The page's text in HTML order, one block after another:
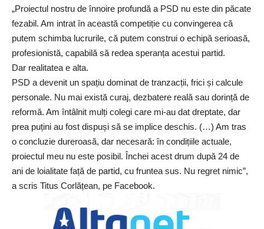
„Proiectul nostru de înnoire profundă a PSD nu este din păcate
fezabil. Am intrat în această competiție cu convingerea că
putem schimba lucrurile, că putem construi o echipă serioasă,
profesionistă, capabilă să redea speranța acestui partid.
Dar realitatea e alta.
PSD a devenit un spațiu dominat de tranzacții, frici și calcule
personale. Nu mai există curaj, dezbatere reală sau dorință de
reformă. Am întâlnit mulți colegi care mi-au dat dreptate, dar
prea puțini au fost dispuși să se implice deschis. (…) Am tras
o concluzie dureroasă, dar necesară: în condițiile actuale,
proiectul meu nu este posibil. Închei acest drum după 24 de
ani de loialitate față de partid, cu fruntea sus. Nu regret nimic”,
a scris Titus Corlățean, pe Facebook.